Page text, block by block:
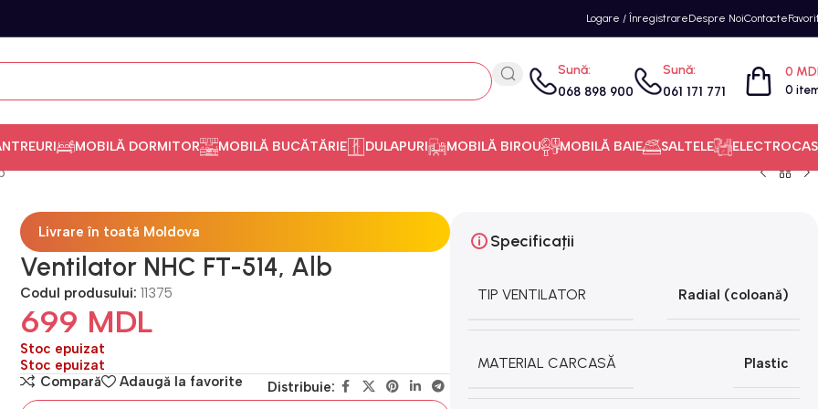
Logare / ÎnregistrareDespre NoiContacte
Sună:
068 898 900
Sună:
061 171 771 0
0
MOBILĂ DORMITOR MOBILĂ BUCĂTĂRIE DULAPURI MOBILĂ BIROU MOBILĂ BAIE SALTELE
Livrare în toată Moldova
Ventilator NHC FT-514, Alb
Codul produsului:11375
699 MDL
Stoc epuizat
Stoc epuizat
Compară
Adaugă la favorite Distribuie:
Specificații
TIP VENTILATOR Radial (coloană)
MATERIAL CARCASĂ Plastic